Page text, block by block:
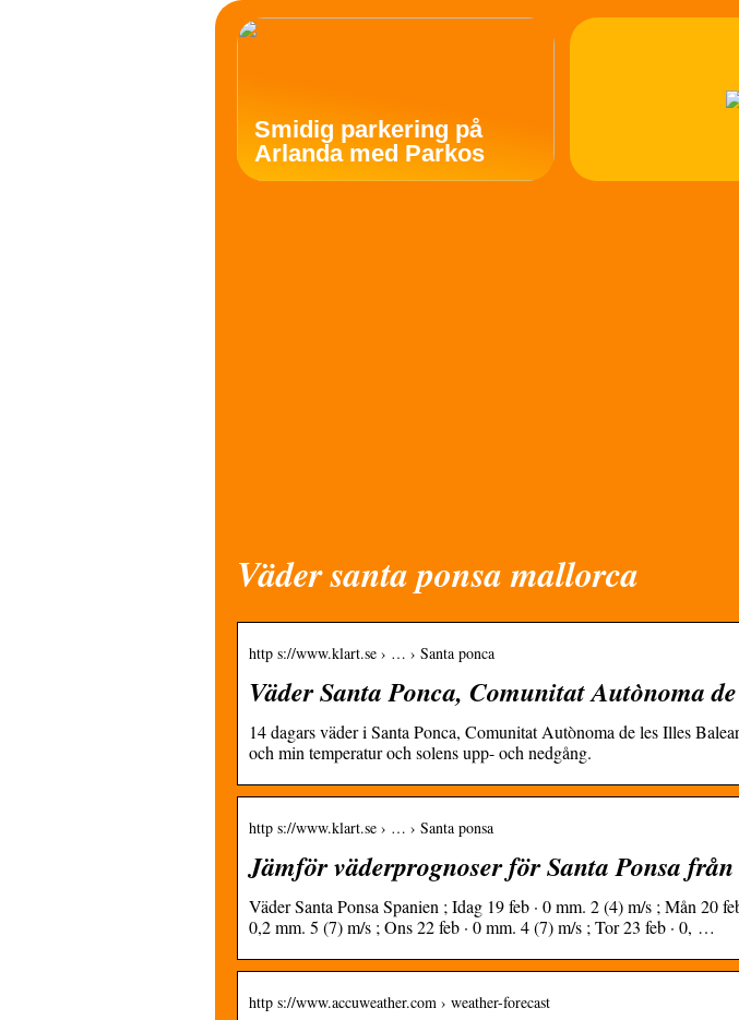
Smidig parkering på
Arlanda med Parkos
Väder santa ponsa mallorca
http s://www.klart.se › … › Santa ponca
Väder Santa Ponca, Comunitat Autònoma
14 dagars väder i Santa Ponca, Comunitat Autònoma de les Illes
och min temperatur och solens upp- och nedgång.
http s://www.klart.se › … › Santa ponsa
Jämför väderprognoser för Santa Ponsa
Väder Santa Ponsa Spanien ; Idag 19 feb · 0 mm. 2 (4) m/s ; Mån 20
0,2 mm. 5 (7) m/s ; Ons 22 feb · 0 mm. 4 (7) m/s ; Tor 23 feb · 0, …
http s://www.accuweather.com › weather-forecast